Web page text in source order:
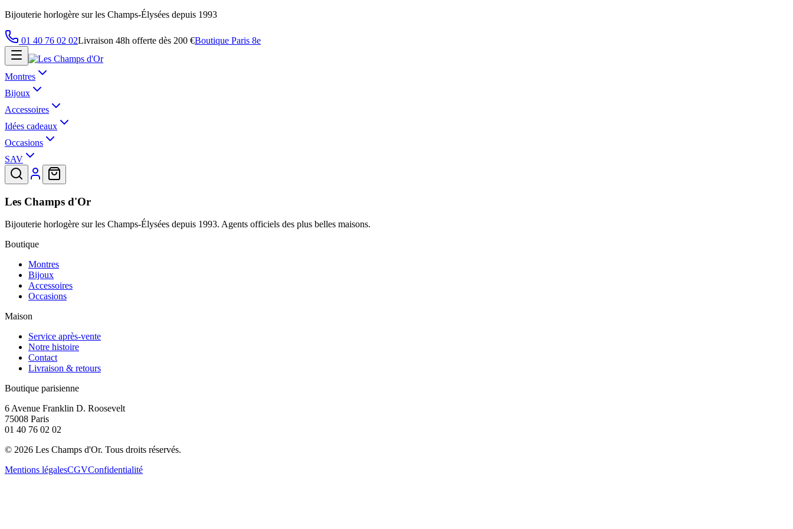
Bijouterie horlogère sur les Champs-Élysées depuis 1993
01 40 76 02 02Livraison 48h offerte dès 200 €Boutique Paris 8e
Montres
Bijoux
Accessoires
Idées cadeaux
Occasions
SAV
Les Champs d'Or
Bijouterie horlogère sur les Champs-Élysées depuis 1993. Agents officiels des plus belles maisons.
Boutique
Montres
Bijoux
Accessoires
Occasions
Maison
Service après-vente
Notre histoire
Contact
Livraison & retours
Boutique parisienne
6 Avenue Franklin D. Roosevelt
75008 Paris
01 40 76 02 02
© 2026 Les Champs d'Or. Tous droits réservés.
Mentions légalesCGVConfidentialité